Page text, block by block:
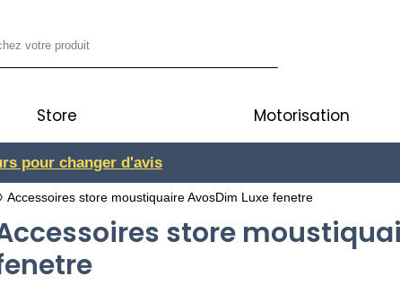
Store Motorisation
3 ou 4x
pour changer d'avis
Accessoires store moustiquaire AvosDim Luxe fenetre
store